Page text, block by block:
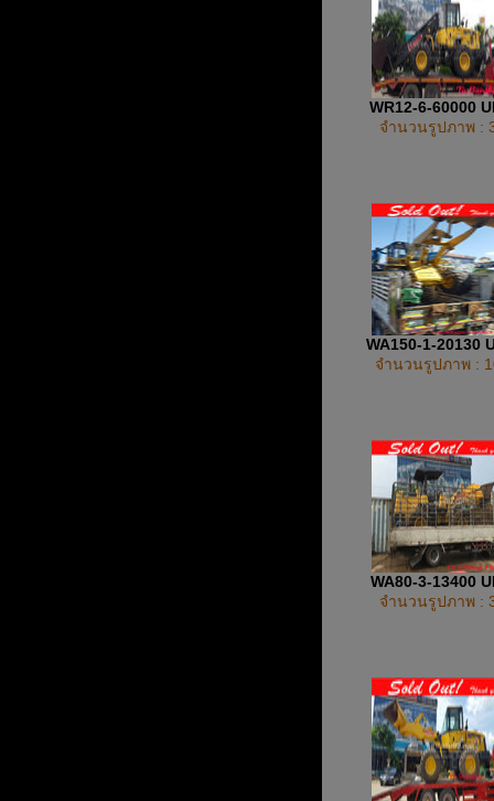
WR12-6-60000
จำนวนรูปภาพ :
WA150-1-20130
จำนวนรูปภาพ :
WA80-3-13400
จำนวนรูปภาพ :